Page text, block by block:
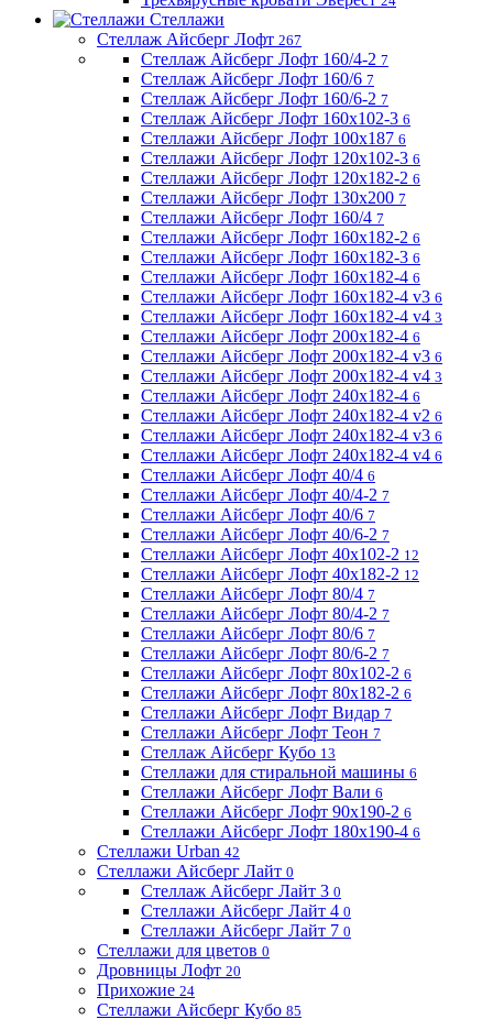
Стеллажи
Стеллаж Айсберг Лофт 267
Стеллаж Айсберг Лофт 160/4-2 7
Стеллаж Айсберг Лофт 160/6 7
Стеллаж Айсберг Лофт 160/6-2 7
Стеллаж Айсберг Лофт 160х102-3 6
Стеллажи Айсберг Лофт 100х187 6
Стеллажи Айсберг Лофт 120х102-3 6
Стеллажи Айсберг Лофт 120х182-2 6
Стеллажи Айсберг Лофт 130х200 7
Стеллажи Айсберг Лофт 160/4 7
Стеллажи Айсберг Лофт 160х182-2 6
Стеллажи Айсберг Лофт 160х182-3 6
Стеллажи Айсберг Лофт 160х182-4 6
Стеллажи Айсберг Лофт 160х182-4 v3 6
Стеллажи Айсберг Лофт 160х182-4 v4 3
Стеллажи Айсберг Лофт 200х182-4 6
Стеллажи Айсберг Лофт 200х182-4 v3 6
Стеллажи Айсберг Лофт 200х182-4 v4 3
Стеллажи Айсберг Лофт 240х182-4 6
Стеллажи Айсберг Лофт 240х182-4 v2 6
Стеллажи Айсберг Лофт 240х182-4 v3 6
Стеллажи Айсберг Лофт 240х182-4 v4 6
Стеллажи Айсберг Лофт 40/4 6
Стеллажи Айсберг Лофт 40/4-2 7
Стеллажи Айсберг Лофт 40/6 7
Стеллажи Айсберг Лофт 40/6-2 7
Стеллажи Айсберг Лофт 40х102-2 12
Стеллажи Айсберг Лофт 40х182-2 12
Стеллажи Айсберг Лофт 80/4 7
Стеллажи Айсберг Лофт 80/4-2 7
Стеллажи Айсберг Лофт 80/6 7
Стеллажи Айсберг Лофт 80/6-2 7
Стеллажи Айсберг Лофт 80х102-2 6
Стеллажи Айсберг Лофт 80х182-2 6
Стеллажи Айсберг Лофт Видар 7
Стеллажи Айсберг Лофт Теон 7
Стеллаж Айсберг Кубо 13
Стеллажи для стиральной машины 6
Стеллажи Айсберг Лофт Вали 6
Стеллажи Айсберг Лофт 90х190-2 6
Стеллажи Айсберг Лофт 180х190-4 6
Стеллажи Urban 42
Стеллажи Айсберг Лайт 0
Стеллаж Айсберг Лайт 3 0
Стеллажи Айсберг Лайт 4 0
Стеллажи Айсберг Лайт 7 0
Стеллажи для цветов 0
Дровницы Лофт 20
Прихожие 24
Стеллажи Айсберг Кубо 85